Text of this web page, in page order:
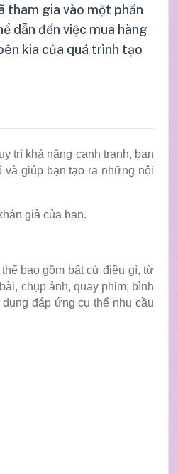
tham gia vào một phần
dẫn đến việc mua hàng
kia của quá trình tạo
trì khả năng cạnh tranh, bạn
và giúp bạn tạo ra những nội
giả của bạn.
bao gồm bất cứ điều gì, từ
chụp ảnh, quay phim, bình
đáp ứng cụ thể nhu cầu